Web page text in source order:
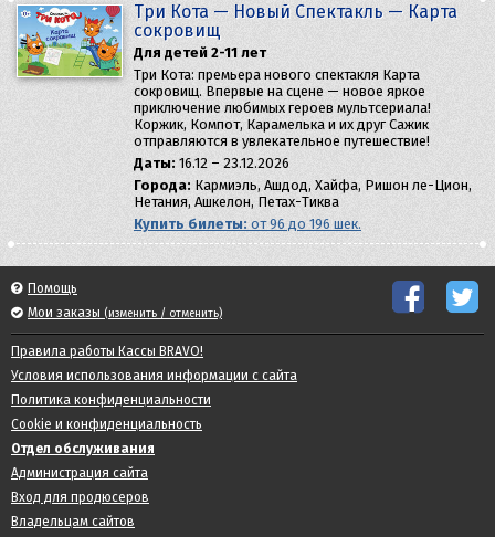
Три Кота — Новый Спектакль — Карта
сокровищ
Для детей 2-11 лет
Три Кота: премьера нового спектакля Карта
сокровищ. Впервые на сцене — новое яркое
приключение любимых героев мультсериала!
Коржик, Компот, Карамелька и их друг Сажик
отправляются в увлекательное путешествие!
Даты: 16.12 – 23.12.2026
Города: Кармиэль, Ашдод, Хайфа, Ришон ле-Цион,
Нетания, Ашкелон, Петах-Тиква
Купить билеты: от 96 до 196 шек.
Помощь
Мои заказы (изменить / отменить)
Правила работы Кассы BRAVO!
Условия использования информации с сайта
Политика конфиденциальности
Cookie и конфиденциальность
Отдел обслуживания
Администрация сайта
Вход для продюсеров
Владельцам сайтов